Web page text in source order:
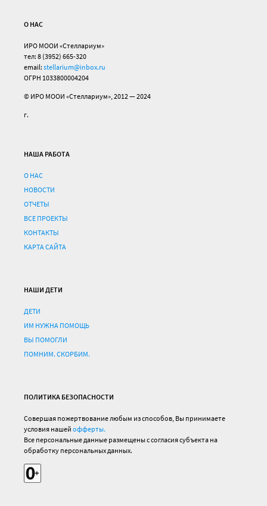
О НАС
ИРО МООИ «Стеллариум»
тел: 8 (3952) 665-320
email: stellarium@inbox.ru
ОГРН 1033800004204
© ИРО МООИ «Стеллариум», 2012 — 2024
г.
НАША РАБОТА
О НАС
НОВОСТИ
ОТЧЕТЫ
ВСЕ ПРОЕКТЫ
КОНТАКТЫ
КАРТА САЙТА
НАШИ ДЕТИ
ДЕТИ
ИМ НУЖНА ПОМОЩЬ
ВЫ ПОМОГЛИ
ПОМНИМ. СКОРБИМ.
ПОЛИТИКА БЕЗОПАСНОСТИ
Совершая пожертвование любым из способов, Вы принимаете
условия нашей офферты.
Все персональные данные размещены с согласия субъекта на
обработку персональных данных.